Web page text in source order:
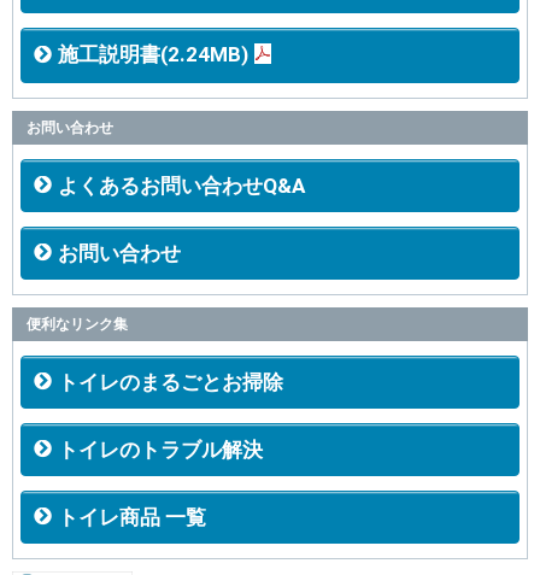
施工説明書(2.24MB)
お問い合わせ
よくあるお問い合わせQ&A
お問い合わせ
便利なリンク集
トイレのまるごとお掃除
トイレのトラブル解決
トイレ商品 一覧